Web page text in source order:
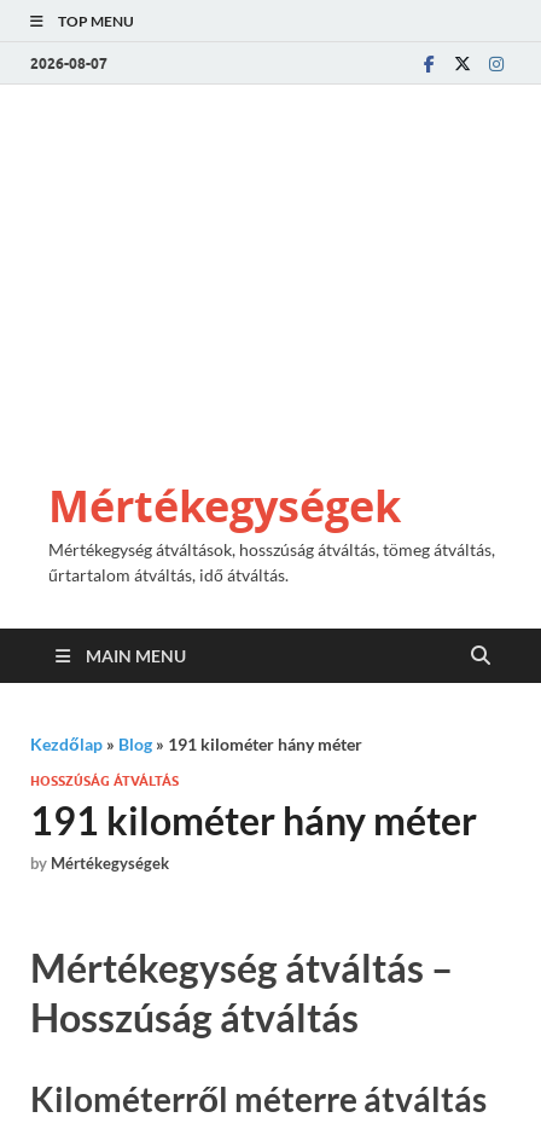
TOP MENU
2026-08-07
Mértékegységek
Mértékegység átváltások, hosszúság átváltás, tömeg átváltás,
űrtartalom átváltás, idő átváltás.
MAIN MENU
Kezdőlap » Blog » 191 kilométer hány méter
HOSSZÚSÁG ÁTVÁLTÁS
191 kilométer hány méter
by Mértékegységek
Mértékegység átváltás –
Hosszúság átváltás
Kilométerről méterre átváltás